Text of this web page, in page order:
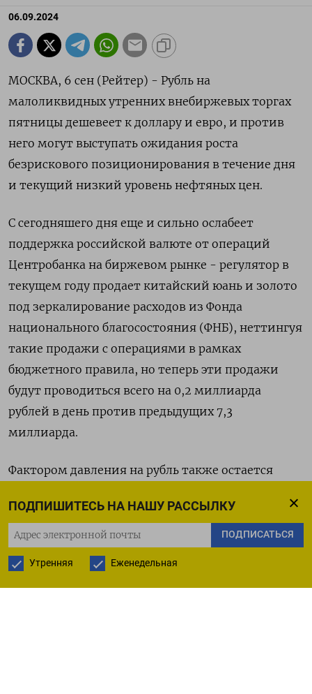
ПОДПИШИТЕСЬ НА НАШУ РАССЫЛКУ
ПОДПИСАТЬСЯ
Утренняя Еженедельная
06.09.2024
МОСКВА, 6 сен (Рейтер) - Рубль на
малоликвидных утренних внебиржевых торгах
пятницы дешевеет к доллару и евро, и против
него могут выступать ожидания роста
безрискового позиционирования в течение дня
и текущий низкий уровень нефтяных цен.
С сегодняшего дня еще и сильно ослабеет
поддержка российской валюте от операций
Центробанка на биржевом рынке - регулятор в
текущем году продает китайский юань и золото
под зеркалирование расходов из Фонда
национального благосостояния (ФНБ), неттингуя
такие продажи с операциями в рамках
бюджетного правила, но теперь эти продажи
будут проводиться всего на 0,2 миллиарда
рублей в день против предыдущих 7,3
миллиарда.
Фактором давления на рубль также остается
в начале календарного месяца после уплаты
налогов, но перманентной поддержкой
выступает ослабленный внеэкономическими
причинами санкционного характера российский